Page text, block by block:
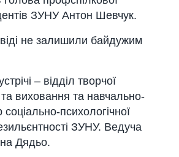
ЗУНУ Антон Шевчук.
не залишили байдужим
– відділ творчої
та виховання та навчально-
психологічної
ЗУНУ. Ведуча
Дядьо.